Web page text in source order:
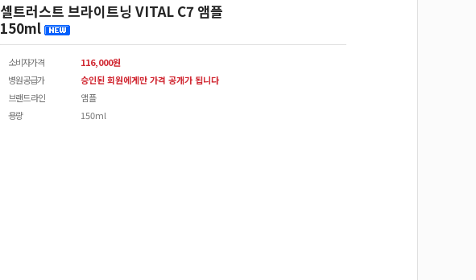
셀트러스트 브라이트닝 VITAL C7 앰플
150ml
소비자가격
116,000원
병원공급가
승인된 회원에게만 가격 공개가 됩니다
브랜드 라인
앰플
용량
150ml